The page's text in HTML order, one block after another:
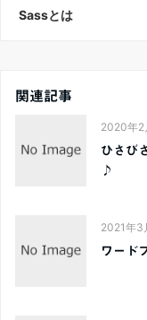
Sassとは
関連記事
2020年2
ひさび
♪
2021年3
ワード